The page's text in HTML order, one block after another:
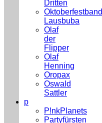
Dritten
Oktoberfestband
Lausbuba
Olaf
der
Flipper
Olaf
Henning
Oropax
Oswald
Sattler
p
P!nkPlanets
Partyfürsten